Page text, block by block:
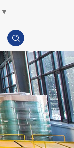
▼